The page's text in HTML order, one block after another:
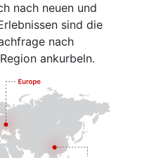
nach neuen und
sind die
nach
ankurbeln.